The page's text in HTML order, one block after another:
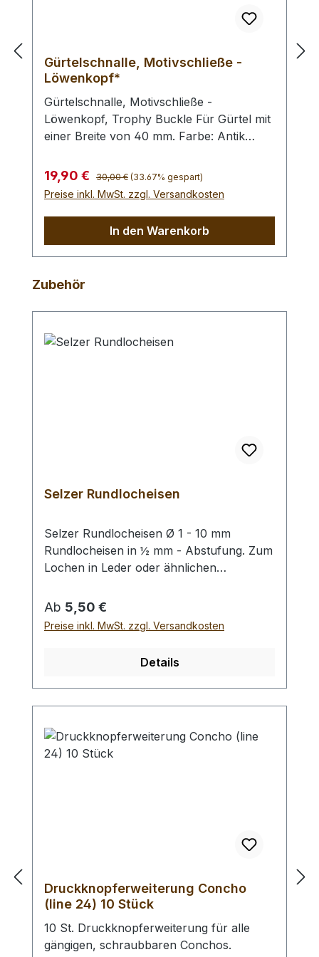
Gürtelschnalle, Motivschließe -
Löwenkopf*
Gürtelschnalle, Motivschließe -
Löwenkopf, Trophy Buckle Für Gürtel mit
einer Breite von 40 mm. Farbe: Antik
Gesamtlänge: 80 mm / Materialstärke: ca.
3 mm)
Verkaufspreis:
19,90 € Regulärer Preis:
30,00 € (33.67% gespart)
Preise inkl. MwSt. zzgl. Versandkosten
In den Warenkorb
Produktgalerie überspringen
Zubehör
Selzer Rundlocheisen
Selzer Rundlocheisen Ø 1 - 10 mm
Rundlocheisen in ½ mm - Abstufung. Zum
Lochen in Leder oder ähnlichen
Unterlage und einen geeigneten
Hammer zum Schlagen, (keinen
Stahlhammer; Gefahr des Splitterns) siehe
erhalten Sie 1 Selzer Rundlocheisen der
gewählten Größe.
Regulärer Preis:
Ab 5,50 €
Preise inkl. MwSt. zzgl. Versandkosten
Details
Druckknopferweiterung Concho
(line 24) 10 Stück
10 St. Druckknopferweiterung für alle
gängigen, schraubbaren Conchos.